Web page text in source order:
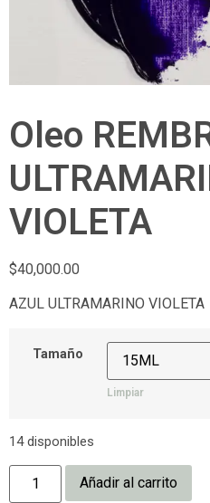
Oleo
VIOLETA
$40,000.00
AZUL ULTRAMARINO VIOLETA
Tamaño
Limpiar
14 disponibles
Añadir al carrito